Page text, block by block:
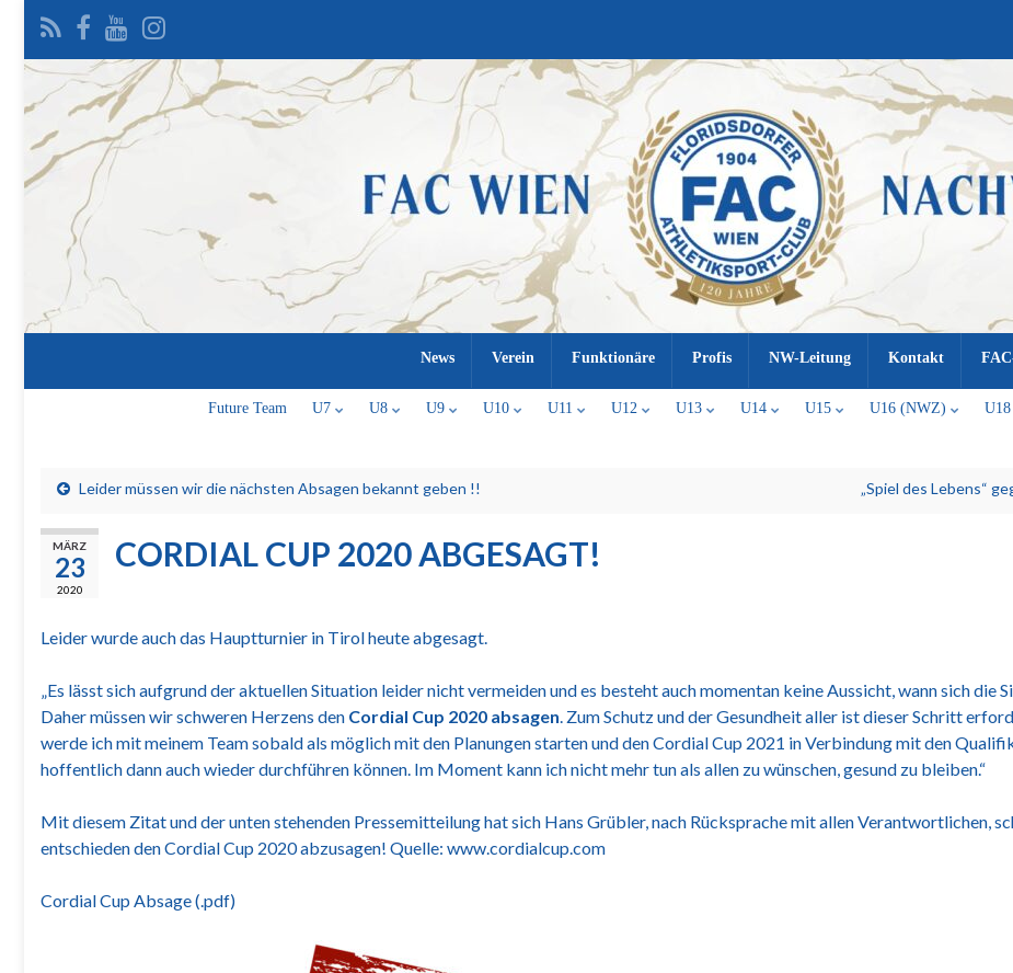
News Verein Funktionäre Profis NW-Leitung Kontakt
Future Team U7 U8 U9 U10 U11 U12 U13 U14 U15 U16 (NWZ)
Leider müssen wir die nächsten Absagen bekannt geben !! „Spiel des Lebens“
MÄRZ
23
2020
CORDIAL CUP 2020 ABGESAGT!
Leider wurde auch das Hauptturnier in Tirol heute abgesagt.
„Es lässt sich aufgrund der aktuellen Situation leider nicht vermeiden und es besteht auch momentan keine Aussicht, wann sich die
Daher müssen wir schweren Herzens den Cordial Cup 2020 absagen. Zum Schutz und der Gesundheit aller ist dieser Schritt
werde ich mit meinem Team sobald als möglich mit den Planungen starten und den Cordial Cup 2021 in Verbindung mit den
hoffentlich dann auch wieder durchführen können. Im Moment kann ich nicht mehr tun als allen zu wünschen, gesund zu bleiben.“
Mit diesem Zitat und der unten stehenden Pressemitteilung hat sich Hans Grübler, nach Rücksprache mit allen Verantwortlichen,
entschieden den Cordial Cup 2020 abzusagen! Quelle: www.cordialcup.com
Cordial Cup Absage (.pdf)